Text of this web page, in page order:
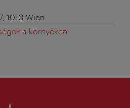
1010 Wien
a környéken